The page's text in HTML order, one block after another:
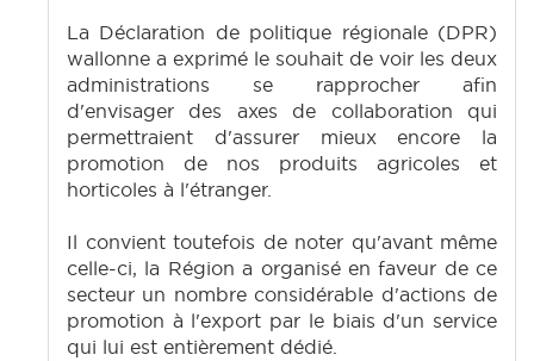
La Déclaration de politique régionale (DPR)
wallonne a exprimé le souhait de voir les deux
administrations se rapprocher afin
d'envisager des axes de collaboration qui
permettraient d'assurer mieux encore la
promotion de nos produits agricoles et
horticoles à l'étranger.
Il convient toutefois de noter qu'avant même
celle-ci, la Région a organisé en faveur de ce
secteur un nombre considérable d'actions de
promotion à l'export par le biais d'un service
qui lui est entièrement dédié.